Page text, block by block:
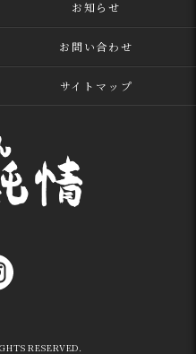
お知らせ
お問い合わせ
サイトマップ
RESERVED.